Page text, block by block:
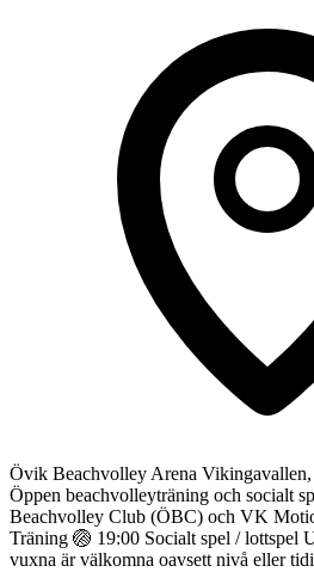
Övik Beachvolley Arena
Öppen beachvolleyträning och socialt
Beachvolley Club (ÖBC) och VK
Träning 🏐 19:00 Socialt spel / lottspel
vuxna är välkomna oavsett nivå eller